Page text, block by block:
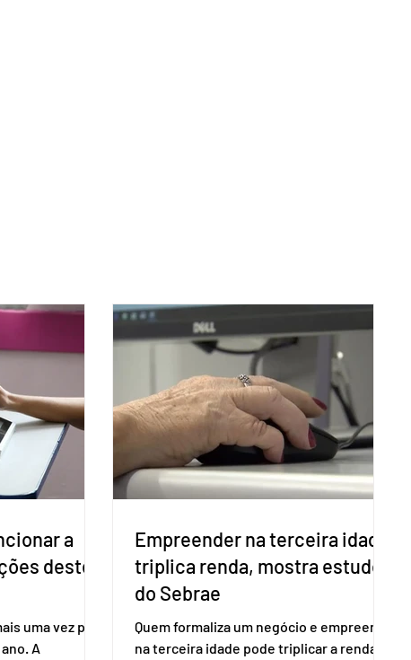
a
deste
uma vez para
A
Empreender na terceira idade
triplica renda, mostra estudo
do Sebrae
Quem formaliza um negócio e empreende
na terceira idade pode triplicar a renda. É